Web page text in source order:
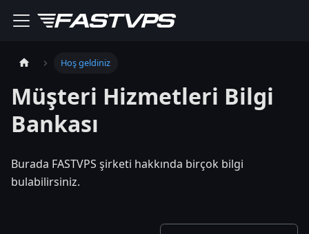
Hoş geldiniz
Müşteri Hizmetleri Bilgi
Bankası
Burada FASTVPS şirketi hakkında birçok bilgi
bulabilirsiniz.